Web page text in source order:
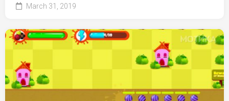
March 31, 2019